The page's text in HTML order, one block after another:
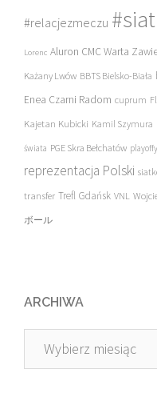
#relacjezmeczu
Lorenc Aluron CMC Warta
Każany Lwów BBTS Bielsko-Biała
Enea Czarni Radom cuprum
Kajetan Kubicki Kamil Szymura
świata PGE Skra Bełchatów playoffy
reprezentacja Polski
transfer Trefl Gdańsk VNL
ボール
ARCHIWA
Archiwa